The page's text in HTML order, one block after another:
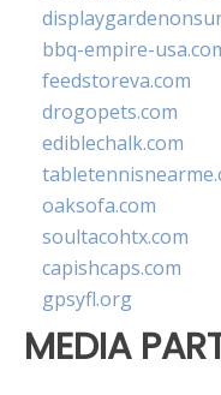
bbq-empire-
feedstoreva.com
drogopets.com
ediblechalk.com
oaksofa.com
soultacohtx.com
capishcaps.com
gpsyfl.org
MEDIA